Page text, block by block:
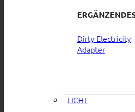
Dirty Electricity
Adapter
LICHT